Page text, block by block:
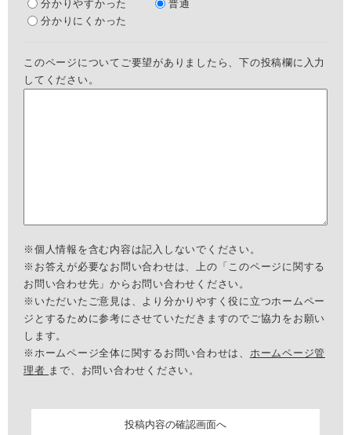
分かりやすかった
普通
分かりにくかった
このページについてご要望がありましたら、下の投稿欄に入力
してください。
※個人情報を含む内容は記入しないでください。
※お答えが必要なお問い合わせは、上の「このページに関する
お問い合わせ先」からお問い合わせください。
※いただいたご意見は、より分かりやすく役に立つホームペー
ジとするために参考にさせていただきますのでご協力をお願い
します。
※ホームページ全体に関するお問い合わせは、 ホームページ管
理者 まで、お問い合わせください。